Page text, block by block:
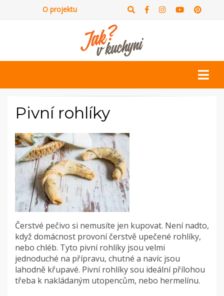
O projektu
Pivní rohlíky
Čerstvé pečivo si nemusíte jen kupovat. Není nadto,
když domácnost provoní čerstvě upečené rohlíky,
nebo chléb. Tyto pivní rohlíky jsou velmi
jednoduché na přípravu, chutné a navíc jsou
lahodně křupavé. Pivní rohlíky sou ideální přílohou
třeba k nakládaným utopencům, nebo hermelínu.